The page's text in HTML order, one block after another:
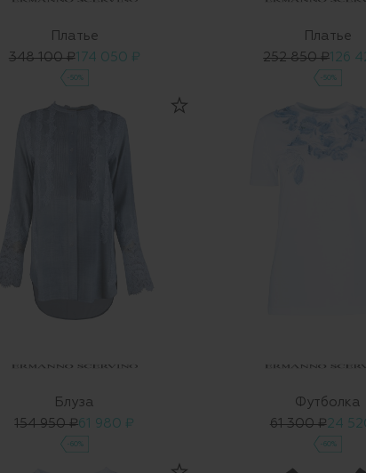
Платье
348 100 ₽174 050 ₽
-50%
Платье
252 850 ₽126
-50%
Блуза
154 950 ₽61 980 ₽
-60%
Футболка
61 300 ₽24
-60%